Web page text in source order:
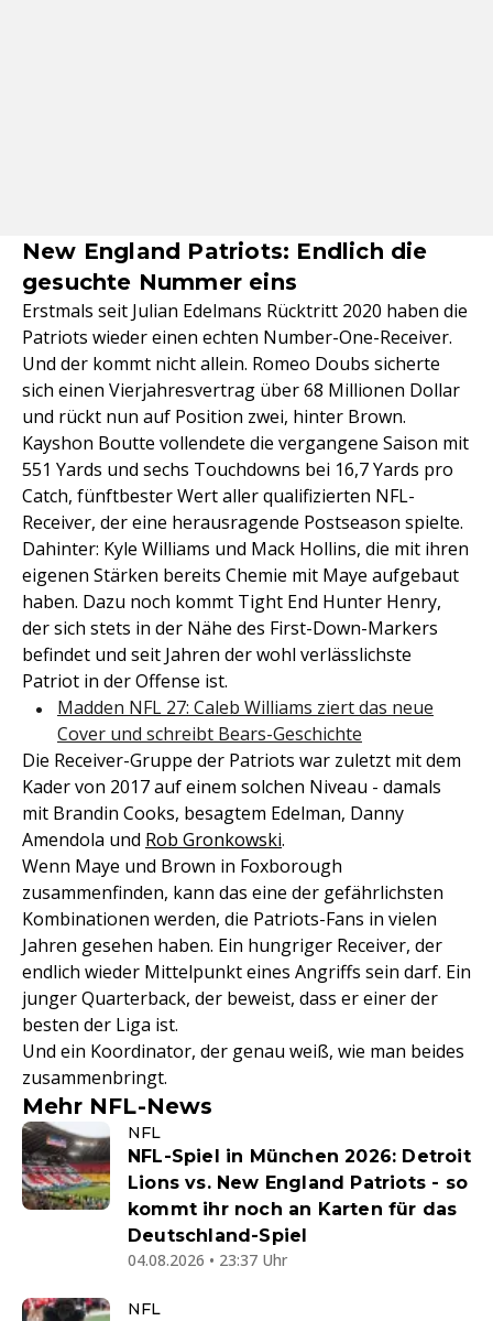
New England Patriots: Endlich die
gesuchte Nummer eins
Erstmals seit Julian Edelmans Rücktritt 2020 haben die
Patriots wieder einen echten Number-One-Receiver.
Und der kommt nicht allein. Romeo Doubs sicherte
sich einen Vierjahresvertrag über 68 Millionen Dollar
und rückt nun auf Position zwei, hinter Brown.
Kayshon Boutte vollendete die vergangene Saison mit
551 Yards und sechs Touchdowns bei 16,7 Yards pro
Catch, fünftbester Wert aller qualifizierten NFL-
Receiver, der eine herausragende Postseason spielte.
Dahinter: Kyle Williams und Mack Hollins, die mit ihren
eigenen Stärken bereits Chemie mit Maye aufgebaut
haben. Dazu noch kommt Tight End Hunter Henry,
der sich stets in der Nähe des First-Down-Markers
befindet und seit Jahren der wohl verlässlichste
Patriot in der Offense ist.
Madden NFL 27: Caleb Williams ziert das neue
Cover und schreibt Bears-Geschichte
Die Receiver-Gruppe der Patriots war zuletzt mit dem
Kader von 2017 auf einem solchen Niveau - damals
mit Brandin Cooks, besagtem Edelman, Danny
Amendola und Rob Gronkowski.
Wenn Maye und Brown in Foxborough
zusammenfinden, kann das eine der gefährlichsten
Kombinationen werden, die Patriots-Fans in vielen
Jahren gesehen haben. Ein hungriger Receiver, der
endlich wieder Mittelpunkt eines Angriffs sein darf. Ein
junger Quarterback, der beweist, dass er einer der
besten der Liga ist.
Und ein Koordinator, der genau weiß, wie man beides
zusammenbringt.
Mehr NFL-News
NFL
NFL-Spiel in München 2026: Detroit
Lions vs. New England Patriots - so
kommt ihr noch an Karten für das
Deutschland-Spiel
04.08.2026 • 23:37 Uhr
NFL